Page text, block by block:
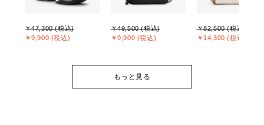
￥47,300 (税込)
￥9,900 (税込)
￥49,500 (税込)
￥9,900 (税込)
￥82,500 (税込)
￥14,300 (税込)
もっと見る